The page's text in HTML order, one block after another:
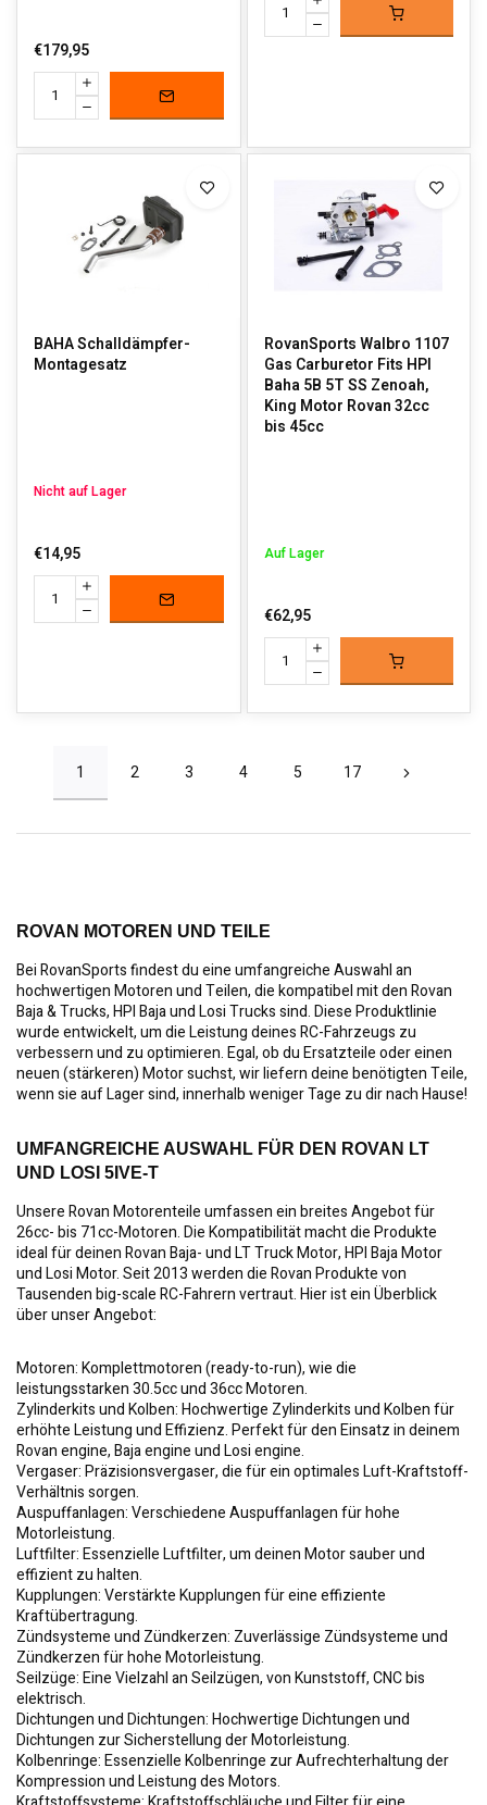
€179,95
BAHA Schalldämpfer-
Montagesatz
Nicht auf Lager
€14,95
RovanSports Walbro 1107
Gas Carburetor Fits HPI
Baha 5B 5T SS Zenoah,
King Motor Rovan 32cc
bis 45cc
Auf Lager
€62,95
1 2 3 4 5 17
ROVAN MOTOREN UND TEILE
Bei RovanSports findest du eine umfangreiche Auswahl an
hochwertigen Motoren und Teilen, die kompatibel mit den Rovan
Baja & Trucks, HPI Baja und Losi Trucks sind. Diese Produktlinie
wurde entwickelt, um die Leistung deines RC-Fahrzeugs zu
verbessern und zu optimieren. Egal, ob du Ersatzteile oder einen
neuen (stärkeren) Motor suchst, wir liefern deine benötigten Teile,
wenn sie auf Lager sind, innerhalb weniger Tage zu dir nach Hause!
UMFANGREICHE AUSWAHL FÜR DEN ROVAN LT
UND LOSI 5IVE-T
Unsere Rovan Motorenteile umfassen ein breites Angebot für
26cc- bis 71cc-Motoren. Die Kompatibilität macht die Produkte
ideal für deinen Rovan Baja- und LT Truck Motor, HPI Baja Motor
und Losi Motor. Seit 2013 werden die Rovan Produkte von
Tausenden big-scale RC-Fahrern vertraut. Hier ist ein Überblick
über unser Angebot:
Motoren:Komplettmotoren (ready-to-run), wie die
leistungsstarken 30.5cc und 36cc Motoren.
Zylinderkits und Kolben:Hochwertige Zylinderkits und Kolben für
erhöhte Leistung und Effizienz. Perfekt für den Einsatz in deinem
Rovan engine, Baja engine und Losi engine.
Vergaser:Präzisionsvergaser, die für ein optimales Luft-Kraftstoff-
Verhältnis sorgen.
Auspuffanlagen:Verschiedene Auspuffanlagen für hohe
Motorleistung.
Luftfilter:Essenzielle Luftfilter, um deinen Motor sauber und
effizient zu halten.
Kupplungen:Verstärkte Kupplungen für eine effiziente
Kraftübertragung.
Zündsysteme und Zündkerzen: Zuverlässige Zündsysteme und
Zündkerzen für hohe Motorleistung.
Seilzüge:Eine Vielzahl an Seilzügen, von Kunststoff, CNC bis
elektrisch.
Dichtungen und Dichtungen:Hochwertige Dichtungen und
Dichtungen zur Sicherstellung der Motorleistung.
Kolbenringe:Essenzielle Kolbenringe zur Aufrechterhaltung der
Kompression und Leistung des Motors.